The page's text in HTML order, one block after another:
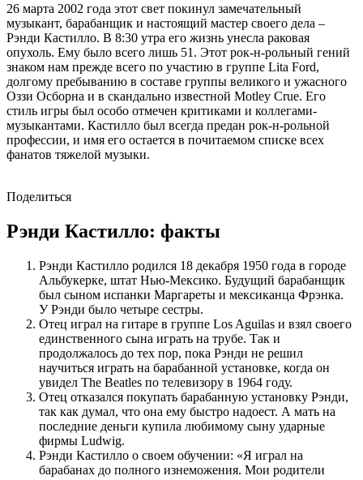
26 марта 2002 года этот свет покинул замечательный
музыкант, барабанщик и настоящий мастер своего дела –
Рэнди Кастилло. В 8:30 утра его жизнь унесла раковая
опухоль. Ему было всего лишь 51. Этот рок-н-рольный гений
знаком нам прежде всего по участию в группе Lita Ford,
долгому пребыванию в составе группы великого и ужасного
Оззи Осборна и в скандально известной Motley Crue. Его
стиль игры был особо отмечен критиками и коллегами-
музыкантами. Кастилло был всегда предан рок-н-рольной
профессии, и имя его остается в почитаемом списке всех
фанатов тяжелой музыки.
Поделиться
Рэнди Кастилло: факты
Рэнди Кастилло родился 18 декабря 1950 года в городе
Альбукерке, штат Нью-Мексико. Будущий барабанщик
был сыном испанки Маргареты и мексиканца Фрэнка.
У Рэнди было четыре сестры.
Отец играл на гитаре в группе Los Aguilas и взял своего
единственного сына играть на трубе. Так и
продолжалось до тех пор, пока Рэнди не решил
научиться играть на барабанной установке, когда он
увидел The Beatles по телевизору в 1964 году.
Отец отказался покупать барабанную установку Рэнди,
так как думал, что она ему быстро надоест. А мать на
последние деньги купила любимому сыну ударные
фирмы Ludwig.
Рэнди Кастилло о своем обучении: «Я играл на
барабанах до полного изнеможения. Мои родители